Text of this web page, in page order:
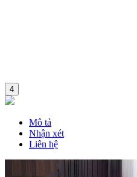
4
Mô tả
Nhận xét
Liên hệ